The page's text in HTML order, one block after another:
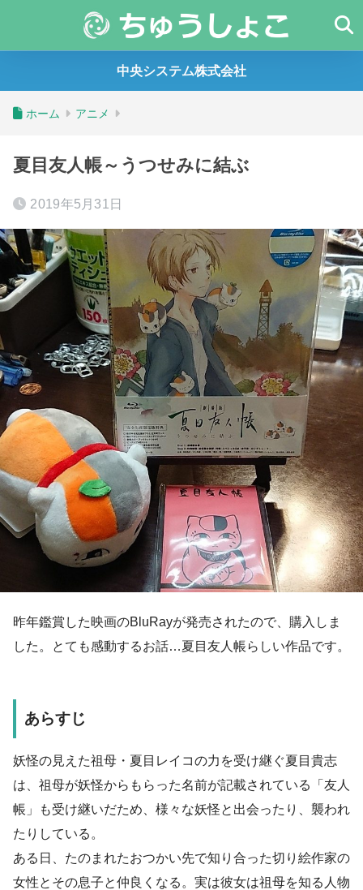
中央システム株式会社
ホーム アニメ
夏目友人帳～うつせみに結ぶ
2019年5月31日
昨年鑑賞した映画のBluRayが発売されたので、購入しま
した。とても感動するお話…夏目友人帳らしい作品です。
あらすじ
妖怪の見えた祖母・夏目レイコの力を受け継ぐ夏目貴志
は、祖母が妖怪からもらった名前が記載されている「友人
帳」も受け継いだため、様々な妖怪と出会ったり、襲われ
たりしている。
ある日、たのまれたおつかい先で知り合った切り絵作家の
女性とその息子と仲良くなる。実は彼女は祖母を知る人物